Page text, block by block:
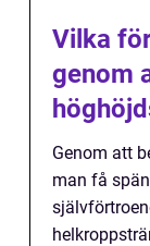
Vilka
genom
Genom att
man få